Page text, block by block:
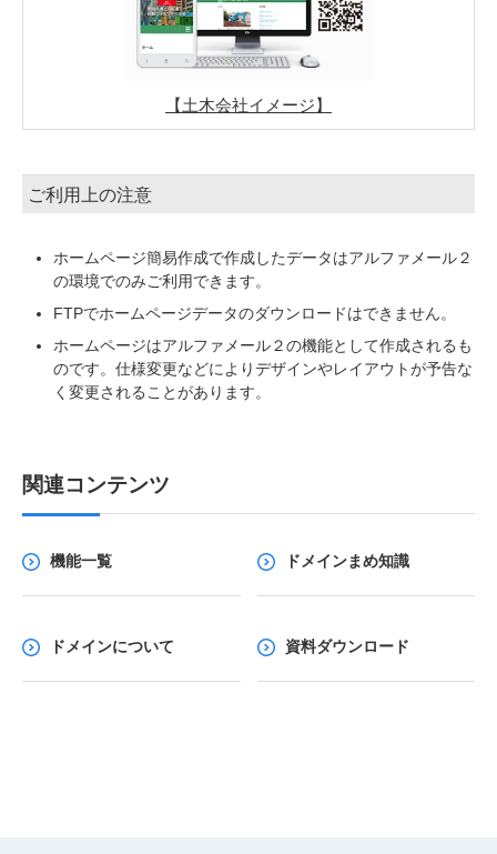
【土木会社イメージ】
ご利用上の注意
ホームページ簡易作成で作成したデータはアルファメール２
の環境でのみご利用できます。
FTPでホームページデータのダウンロードはできません。
ホームページはアルファメール２の機能として作成されるも
のです。仕様変更などによりデザインやレイアウトが予告な
く変更されることがあります。
関連コンテンツ
機能一覧 ドメインまめ知識
ドメインについて 資料ダウンロード